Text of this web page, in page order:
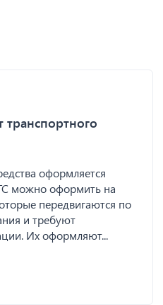
оформляется
можно оформить на
передвигаются по
и требуют
Их оформляют...